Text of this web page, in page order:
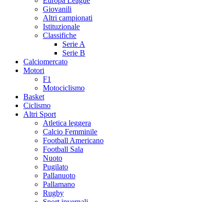
Giovanili
Altri campionati
Istituzionale
Classifiche
Serie A
Serie B
Calciomercato
Motori
F1
Motociclismo
Basket
Ciclismo
Altri Sport
Atletica leggera
Calcio Femminile
Football Americano
Football Sala
Nuoto
Pugilato
Pallanuoto
Pallamano
Rugby